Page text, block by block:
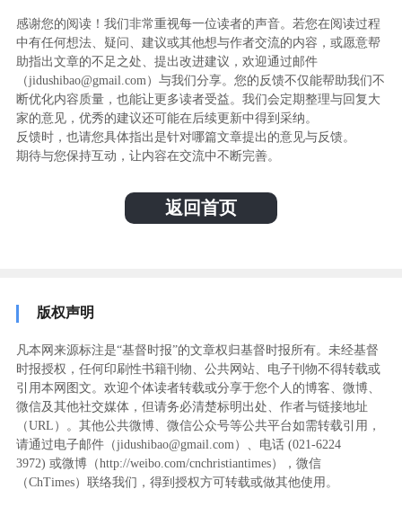
感谢您的阅读！我们非常重视每一位读者的声音。若您在阅读过程
中有任何想法、疑问、建议或其他想与作者交流的内容，或愿意帮
助指出文章的不足之处、提出改进建议，欢迎通过邮件
（jidushibao@gmail.com）与我们分享。您的反馈不仅能帮助我们不
断优化内容质量，也能让更多读者受益。我们会定期整理与回复大
家的意见，优秀的建议还可能在后续更新中得到采纳。
反馈时，也请您具体指出是针对哪篇文章提出的意见与反馈。
期待与您保持互动，让内容在交流中不断完善。
返回首页
版权声明
凡本网来源标注是“基督时报”的文章权归基督时报所有。未经基督
时报授权，任何印刷性书籍刊物、公共网站、电子刊物不得转载或
引用本网图文。欢迎个体读者转载或分享于您个人的博客、微博、
微信及其他社交媒体，但请务必清楚标明出处、作者与链接地址
（URL）。其他公共微博、微信公众号等公共平台如需转载引用，
请通过电子邮件（jidushibao@gmail.com）、电话 (021-6224
3972) ‬或微博（http://weibo.com/cnchristiantimes），微信
（ChTimes）联络我们，得到授权方可转载或做其他使用。